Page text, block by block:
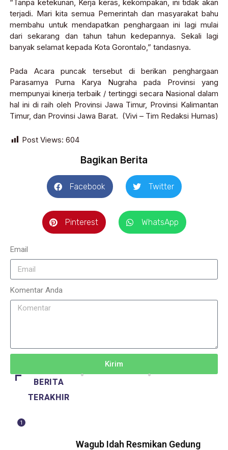
“Tanpa ketekunan, Kerja keras, kekompakan, ini tidak akan
terjadi. Mari kita semua Pemerintah dan masyarakat bahu
membahu untuk mendapatkan penghargaan ini lagi mulai
dari sekarang dan tahun tahun kedepannya. Sekali lagi
banyak selamat kepada Kota Gorontalo,” tandasnya.
Pada Acara puncak tersebut di berikan penghargaan
Parasamya Purna Karya Nugraha pada Provinsi yang
mempunyai kinerja terbaik / tertinggi secara Nasional dalam
hal ini di raih oleh Provinsi Jawa Timur, Provinsi Kalimantan
Timur, dan Provinsi Jawa Barat. (Vivi – Tim Redaksi Humas)
Post Views: 604
Bagikan Berita
Facebook Twitter
Pinterest WhatsApp
Email
Komentar Anda
Kirim
BERITA
TERAKHIR
1
Wagub Idah Resmikan Gedung